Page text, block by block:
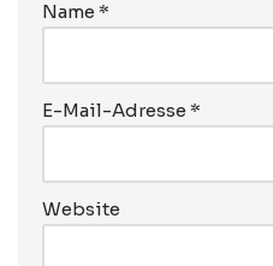
Name *
E-Mail-Adresse *
Website